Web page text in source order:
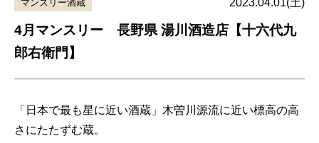
マンスリー酒蔵 2023.04.01(土)
4月マンスリー 長野県 湯川酒造店【十六代九
郎右衛門】
「日本で最も星に近い酒蔵」木曽川源流に近い標高の高
さにたたずむ蔵。